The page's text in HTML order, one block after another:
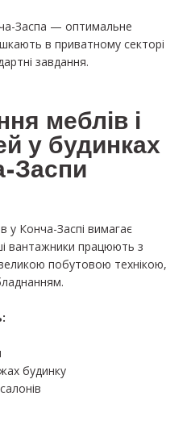
Заспа — оптимальне
в приватному секторі
завдання.
меблів і
у будинках
Заспи
у Конча-Заспі вимагає
вантажники працюють з
побутовою технікою,
будинку